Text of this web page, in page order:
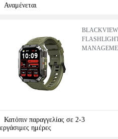
Αναμένεται
Κατόπιν παραγγελίας σε 2-3
εργάσιμες ημέρες